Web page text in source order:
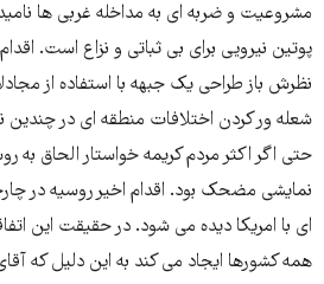
مشروعیت و ضربه ای به مداخله غربی ها
پوتین نیرویی برای بی ثباتی و نزاع است.
نظرش باز طراحی یک جبهه با استفاده از
شعله ور کردن اختلافات منطقه ای در چندین
حتی اگر اکثر مردم کریمه خواستار الحاق به
نمایشی مضحک بود. اقدام اخیر روسیه در
ای با امریکا دیده می شود. در حقیقت این
همه کشورها ایجاد می کند به این دلیل که